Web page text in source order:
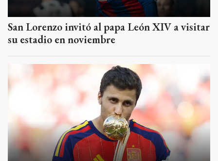
San Lorenzo invitó al papa León XIV a visitar
su estadio en noviembre